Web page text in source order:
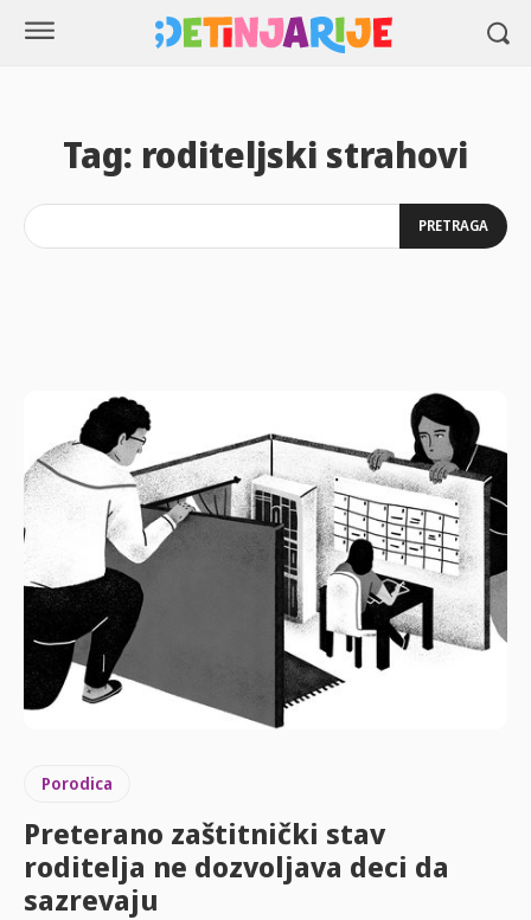
Tag: roditeljski strahovi
PRETRAGA
Porodica
Preterano zaštitnički stav
roditelja ne dozvoljava deci da
sazrevaju